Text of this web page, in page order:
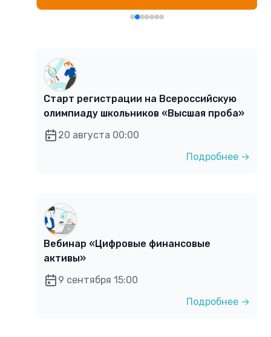
Старт регистрации на Всероссийскую
олимпиаду школьников «Высшая проба»
20 августа 00:00
Подробнее →
Вебинар «Цифровые финансовые
активы»
9 сентября 15:00
Подробнее →